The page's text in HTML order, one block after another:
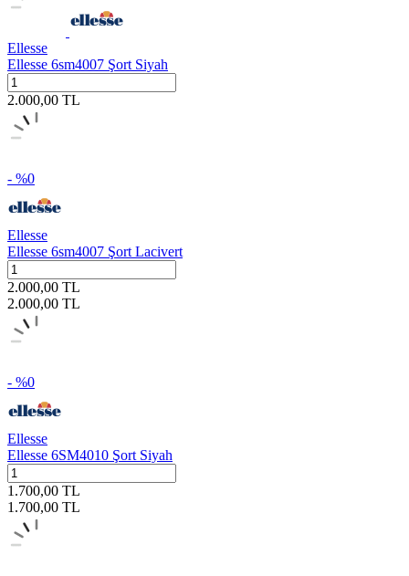
Ellesse
Ellesse 6sm4007 Şort Siyah
2.000,00 TL
- %0
Ellesse
Ellesse 6sm4007 Şort Lacivert
2.000,00 TL
2.000,00 TL
- %0
Ellesse
Ellesse 6SM4010 Şort Siyah
1.700,00 TL
1.700,00 TL